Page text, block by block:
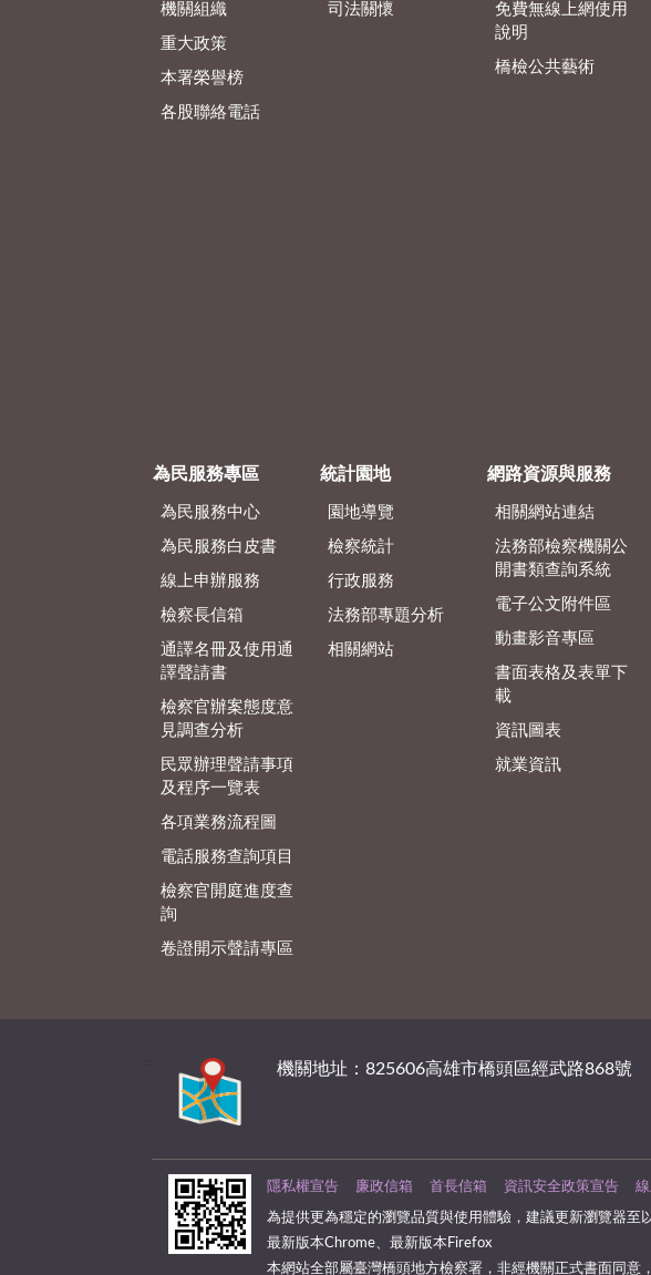
機關組織
重大政策
本署榮譽榜
各股聯絡電話
司法關懷
免費無線上網使用
說明
橋檢公共藝術
為民服務專區
為民服務中心
為民服務白皮書
線上申辦服務
檢察長信箱
通譯名冊及使用通
譯聲請書
檢察官辦案態度意
見調查分析
民眾辦理聲請事項
及程序一覽表
各項業務流程圖
電話服務查詢項目
檢察官開庭進度查
詢
卷證開示聲請專區
統計園地
園地導覽
檢察統計
行政服務
法務部專題分析
相關網站
網路資源與服務
相關網站連結
法務部檢察機關公
開書類查詢系統
電子公文附件區
動畫影音專區
書面表格及表單下
載
資訊圖表
就業資訊
機關地址：825606高雄市橋頭區經武路868號
隱私權宣告 廉政信箱 首長信箱 資訊安全政策宣告
為提供更為穩定的瀏覽品質與使用體驗，建議更新瀏覽器至
最新版本Chrome、最新版本Firefox
本網站全部屬臺灣橋頭地方檢察署，非經機關正式書面同意